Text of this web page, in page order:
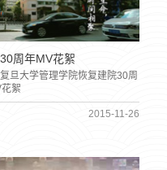
周年MV花絮
旦大学管理学院恢复建院30周
絮
2015-11-26